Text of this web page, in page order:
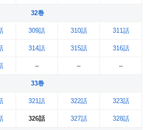
32巻
309話 310話 311話
314話 315話 316話
– – –
33巻
321話 322話 323話
326話 327話 328話